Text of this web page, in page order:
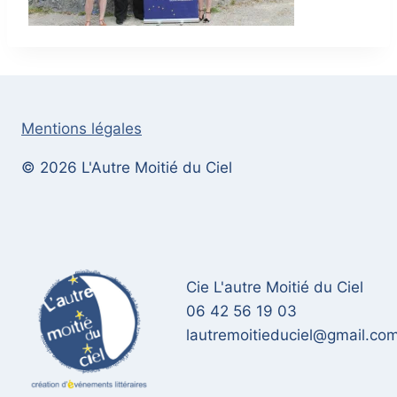
Mentions légales
© 2026 L'Autre Moitié du Ciel
Cie L'autre Moitié du Ciel
06 42 56 19 03